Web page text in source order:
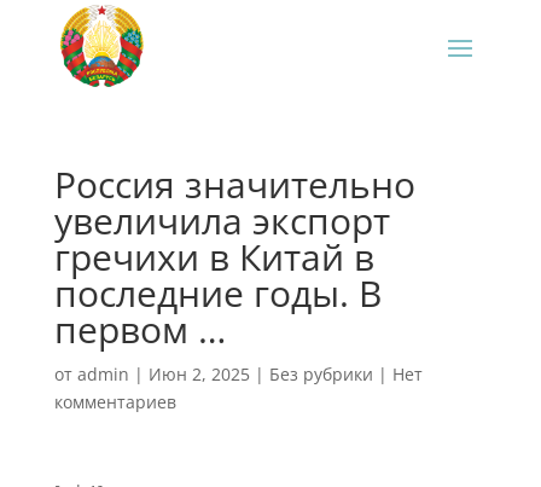
Россия значительно
увеличила экспорт
гречихи в Китай в
последние годы. В
первом …
от admin | Июн 2, 2025| Без рубрики | Нет
комментариев